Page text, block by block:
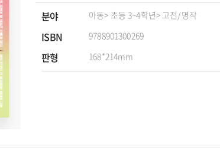
분야 아동> 초등 3~4학년> 고전/명작
ISBN 9788901300269
판형 168*214mm